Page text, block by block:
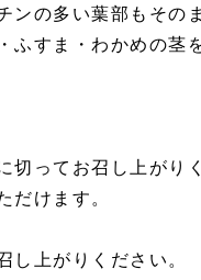
ンの多い葉部もその
ふすま・わかめの茎
切ってお召し上がり
だけます。
し上がりください。